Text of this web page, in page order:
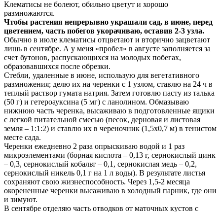
Клематисы не болеют, обильно цветут и хорошо
размножаются.
Чтобы растения непрерывно украшали сад, в июне, перед
цветением, часть побегов укорачиваю, оставив 2-3 узла.
Обычно в июле клематисы отцветают и вторично зацветают
лишь в сентябре. А у меня «пробел» в августе заполняется за
счет бутонов, распускающихся на молодых побегах,
образовавшихся после обрезки.
Стебли, удаленные в июне, использую для вегетативного
размножения; делю их на черенки с 1 узлом, ставлю на 24 ч в
теплый раствор гумата натрия. Затем готовлю пасту из талька
(50 г) и гетероауксина (5 мг) с ланолином. Обмазываю
нижнюю часть черенка, высаживаю в подготовленные ящики
с легкой питательной смесью (песок, дерновая и листовая
земля – 1:1:2) и ставлю их в череночник (1,5х0,7 м) в тенистом
месте сада.
Черенки ежедневно 2 раза опрыскиваю водой и 1 раз
микроэлементами (борная кислота – 0,13 г, сернокислый цинк
– 0,3, сернокислый кобальт – 0,1, сернокислая медь – 0,2,
сернокислый никель 0,1 г на 1 л воды). В результате листья
сохраняют свою жизнеспособность. Через 1,5-2 месяца
окорененные черенки высаживаю в холодный парник, где они
и зимуют.
В сентябре отделяю часть отводков от маточных кустов с